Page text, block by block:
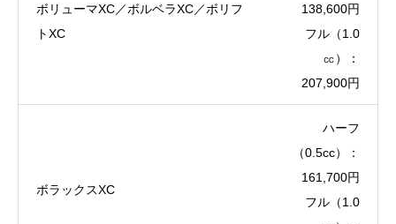
ボリューマXC／ボルベラXC／ボリフ
トXC
138,600円
フル（1.0
㏄）：
207,900円
ボラックスXC
ハーフ
（0.5cc）：
161,700円
フル（1.0